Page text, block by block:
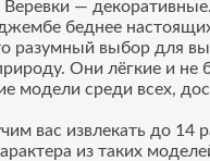
Веревки — декоративные.
беднее
разумный выбор для
Они лёгкие и не
модели среди всех,
вас извлекать до 14
из таких